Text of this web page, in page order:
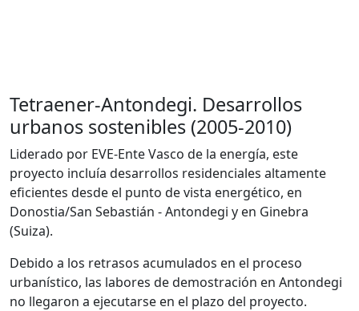
Tetraener-Antondegi. Desarrollos
urbanos sostenibles (2005-2010)
Liderado por EVE-Ente Vasco de la energía, este
proyecto incluía desarrollos residenciales altamente
eficientes desde el punto de vista energético, en
Donostia/San Sebastián - Antondegi y en Ginebra
(Suiza).
Debido a los retrasos acumulados en el proceso
urbanístico, las labores de demostración en Antondegi
no llegaron a ejecutarse en el plazo del proyecto.